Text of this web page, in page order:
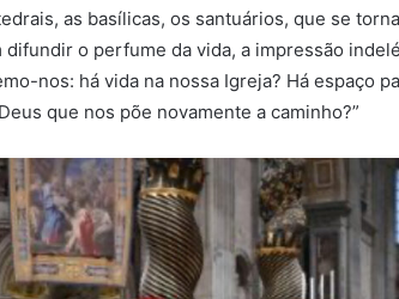
as basílicas, os santuários, que se
o perfume da vida, a impressão
nos: há vida na nossa Igreja? Há espaço
que nos põe novamente a caminho?”